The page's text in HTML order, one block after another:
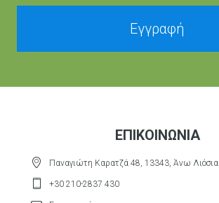
Εγγραφή
ΕΠΙΚΟΙΝΩΝΊΑ
Παναγιώτη Καρατζά 48, 13343, Άνω Λιόσια
+30 210-2837 430